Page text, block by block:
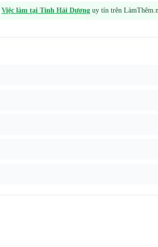
Việc làm tại Tỉnh Hải Dương uy tín trên